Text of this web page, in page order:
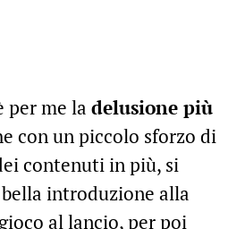
per me la delusione più
con un piccolo sforzo di
contenuti in più, si
introduzione alla
al lancio, per poi